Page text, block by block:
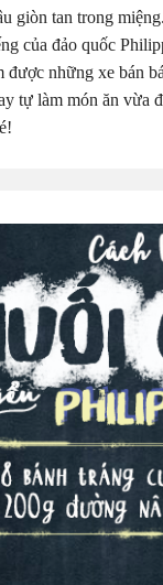
giòn tan trong
của đảo quốc
được những xe bán
tự làm món ăn vừa